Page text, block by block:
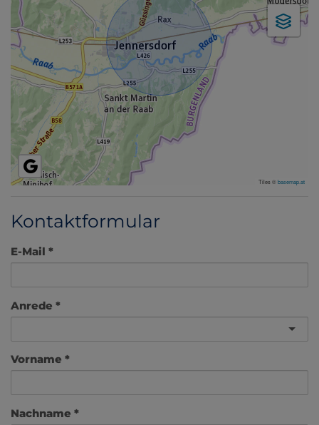
Tiles ©basemap.at
Kontaktformular
E-Mail
Anrede
Vorname
Nachname